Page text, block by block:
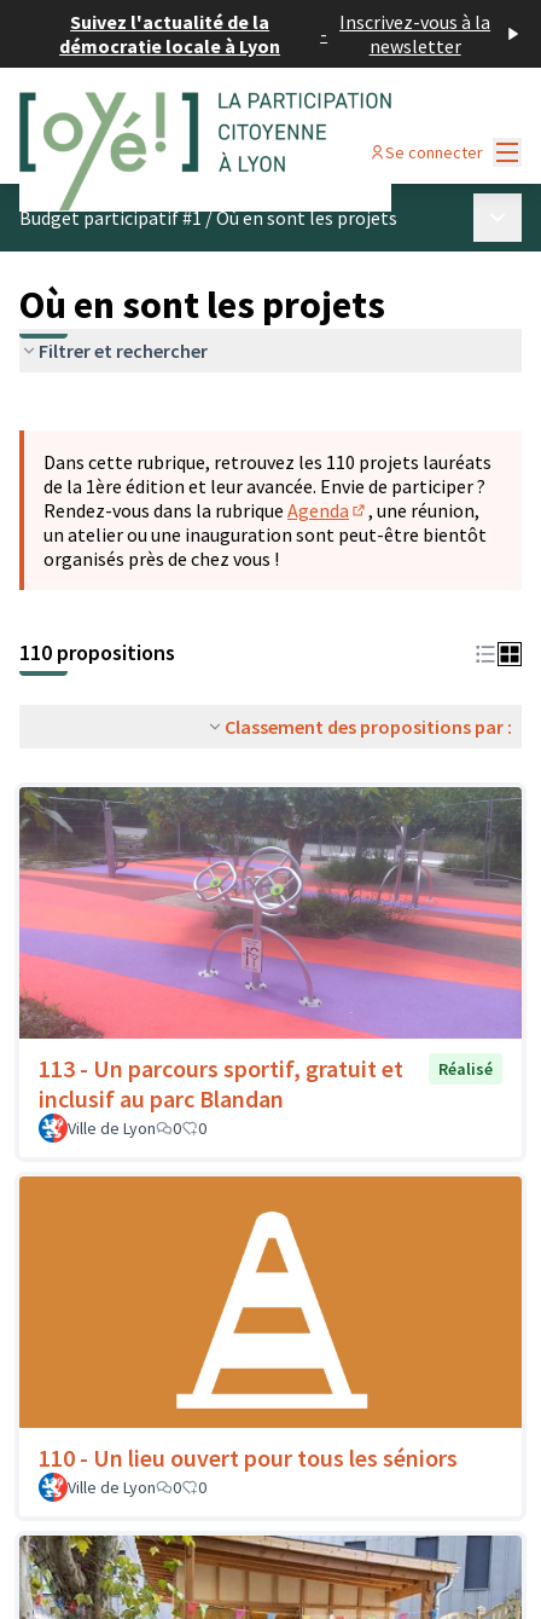
Suivez l'actualité de la
démocratie locale à Lyon
- Inscrivez-vous à la
newsletter
Se connecter
Budget participatif #1/Où en sont les projets
Où en sont les projets
Filtrer et rechercher
−
Dans cette rubrique, retrouvez les 110 projets lauréats
de la 1ère édition et leur avancée. Envie de participer ?
Rendez-vous dans la rubrique Agenda
(S'ouvre dans un
, une réunion,
un atelier ou une inauguration sont peut-être bientôt
organisés près de chez vous !
110 propositions
Classement des propositions par :
113 - Un parcours sportif, gratuit et
inclusif au parc Blandan
Réalisé
Ville de Lyon 0 0
110 - Un lieu ouvert pour tous les séniors
Ville de Lyon 0 0